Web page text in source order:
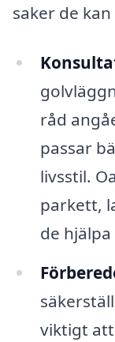
saker de
råd
passar
livsstil.
parkett,
de
viktigt